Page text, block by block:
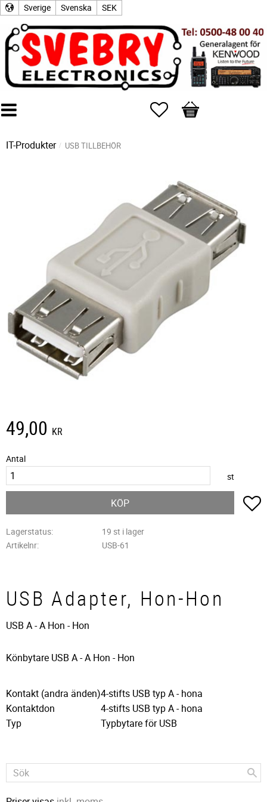
Sverige Svenska SEK
Favoriter
Kundvagn
IT-Produkter USB TILLBEHÖR
49,00 KR
Antal
st
KÖP
Lagerstatus
19 st i lager
Artikelnr
USB-61
USB Adapter, Hon-Hon
USB A - A Hon - Hon
Könbytare USB A - A Hon - Hon
Kontakt (andra änden)4-stifts USB typ A - hona
Kontaktdon
4-stifts USB typ A - hona
Typ
Typbytare för USB